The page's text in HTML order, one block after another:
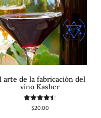
arte de la fabricación del
vino Kasher
Valorado
$20.00